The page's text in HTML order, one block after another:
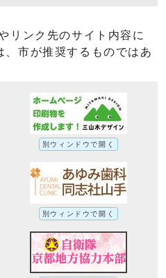
リンク先のサイト内容に
、市が推奨するものではあ
別ウィンドウで開く
別ウィンドウで開く